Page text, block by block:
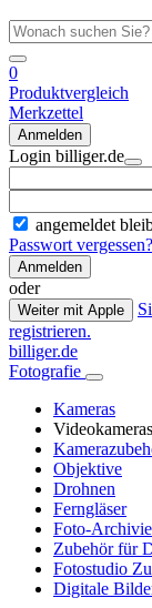
0
Produktvergleich
Merkzettel
Anmelden
Login billiger.de
angemeldet
Passwort vergessen?
Anmelden
oder
Weiter mit Apple
registrieren.
billiger.de
Fotografie
Kameras
Videokameras
Objektive
Drohnen
Ferngläser
Foto-
Zubehör für
Fotostudio
Digitale